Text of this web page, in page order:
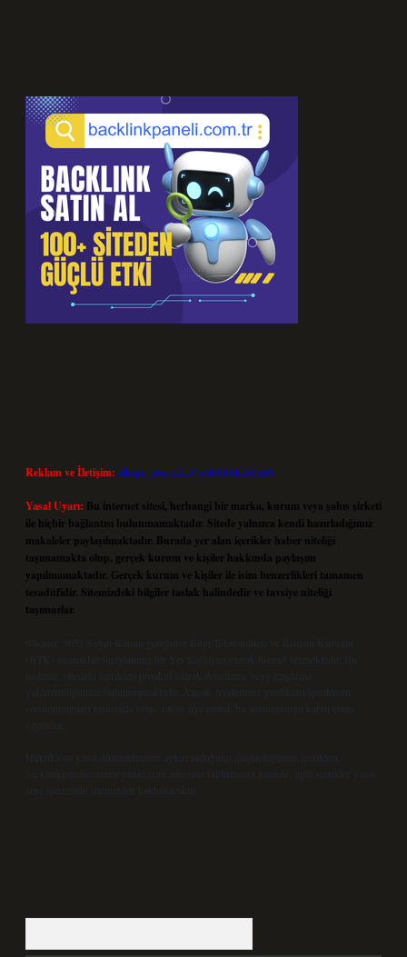
Reklam ve İletişim: Skype: live:.cid.575569c608265c69
Yasal Uyarı: Bu internet sitesi, herhangi bir marka, kurum veya şahıs şirketi
ile hiçbir bağlantısı bulunmamaktadır. Sitede yalnızca kendi hazırladığımız
makaleler paylaşılmaktadır. Burada yer alan içerikler haber niteliği
taşımamakta olup, gerçek kurum ve kişiler hakkında paylaşım
yapılmamaktadır. Gerçek kurum ve kişiler ile isim benzerlikleri tamamen
tesadüfidir. Sitemizdeki bilgiler taslak halindedir ve tavsiye niteliği
taşımazlar.
Sitemiz, 5651 Sayılı Kanun gereğince Bilgi Teknolojileri ve İletişim Kurumu
(BTK) tarafından onaylanmış bir Yer Sağlayıcı olarak hizmet vermektedir. Bu
nedenle, sitedeki içerikleri proaktif olarak denetleme veya araştırma
yükümlülüğümüz bulunmamaktadır. Ancak, üyelerimiz yazdıkları içeriklerin
sorumluluğunu taşımakta olup, siteye üye olarak bu sorumluluğu kabul etmiş
sayılırlar.
Hukuka ve yasal düzenlemelere aykırı olduğunu düşündüğünüz içerikleri,
backlinkpanelicomtr@gmail.com
adresine bildirmeniz halinde, ilgili içerikler yasal
süre içerisinde sitemizden kaldırılacaktır.